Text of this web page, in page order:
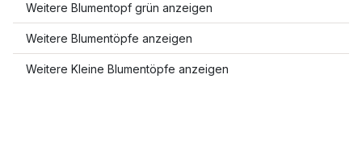
Weitere Blumentopf grün anzeigen
Weitere Blumentöpfe anzeigen
Weitere Kleine Blumentöpfe anzeigen